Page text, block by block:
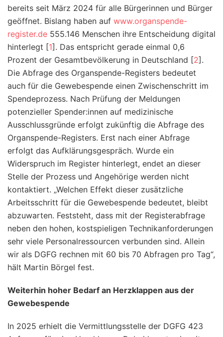
bereits seit März 2024 für alle Bürgerinnen und Bürger
geöffnet. Bislang haben auf www.organspende-
register.de 555.146 Menschen ihre Entscheidung digital
hinterlegt [1]. Das entspricht gerade einmal 0,6
Prozent der Gesamtbevölkerung in Deutschland [2].
Die Abfrage des Organspende-Registers bedeutet
auch für die Gewebespende einen Zwischenschritt im
Spendeprozess. Nach Prüfung der Meldungen
potenzieller Spender:innen auf medizinische
Ausschlussgründe erfolgt zukünftig die Abfrage des
Organspende-Registers. Erst nach einer Abfrage
erfolgt das Aufklärungsgespräch. Wurde ein
Widerspruch im Register hinterlegt, endet an dieser
Stelle der Prozess und Angehörige werden nicht
kontaktiert. „Welchen Effekt dieser zusätzliche
Arbeitsschritt für die Gewebespende bedeutet, bleibt
abzuwarten. Feststeht, dass mit der Registerabfrage
neben den hohen, kostspieligen Technikanforderungen
sehr viele Personalressourcen verbunden sind. Allein
wir als DGFG rechnen mit 60 bis 70 Abfragen pro Tag“,
hält Martin Börgel fest.
Weiterhin hoher Bedarf an Herzklappen aus der
Gewebespende
In 2025 erhielt die Vermittlungsstelle der DGFG 423